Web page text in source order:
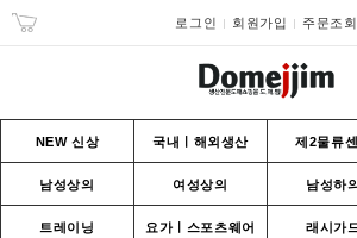
로그인 회원가입 주문조회
NEW 신상 국내ㅣ해외생산 제2물류
남성상의 여성상의 남성하
트레이닝 요가ㅣ스포츠웨어 래시가